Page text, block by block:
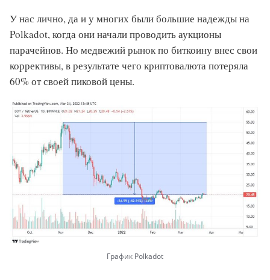
У нас лично, да и у многих были большие надежды на
Polkadot, когда они начали проводить аукционы
парачейнов. Но медвежий рынок по биткоину внес свои
коррективы, в результате чего криптовалюта потеряла
60% от своей пиковой цены.
График Polkadot